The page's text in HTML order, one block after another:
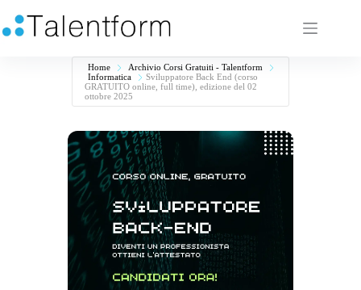
Home
Archivio Corsi Gratuiti - Talentform
Informatica
Sviluppatore Back End (corso
GRATUITO online, full time), edizione del 02
ottobre 2025